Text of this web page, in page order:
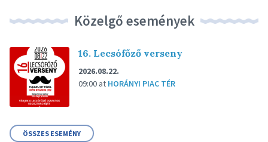
Közelgő események
16. Lecsófőző verseny
2026.08.22.
09:00 at HORÁNYI PIAC TÉR
ÖSSZES ESEMÉNY